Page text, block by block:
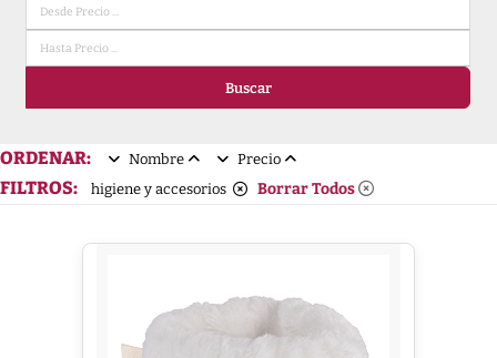
Buscar
ORDENAR: Nombre Precio
FILTROS: higiene y accesorios Borrar Todos